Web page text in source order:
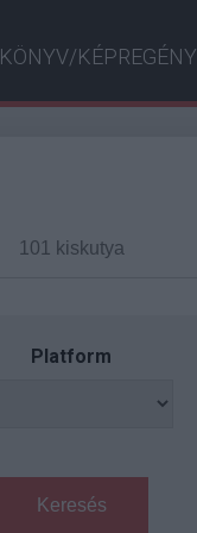
KÖNYV/KÉPREGÉNY
Platform
Keresés